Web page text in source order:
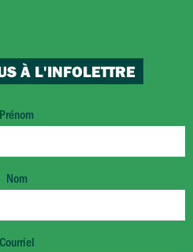
À L'INFOLETTRE
Prénom
Nom
Courriel